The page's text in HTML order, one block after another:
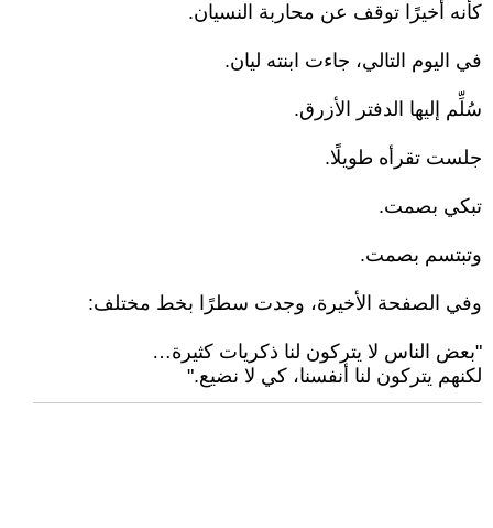
كأنه أخيرًا توقف عن محاربة النسيان.
في اليوم التالي، جاءت ابنته ليان.
سُلِّم إليها الدفتر الأزرق.
جلست تقرأه طويلًا.
تبكي بصمت.
وتبتسم بصمت.
وفي الصفحة الأخيرة، وجدت سطرًا بخط مختلف:
"بعض الناس لا يتركون لنا ذكريات كثيرة…
لكنهم يتركون لنا أنفسنا، كي لا نضيع."